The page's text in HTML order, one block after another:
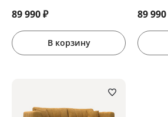
89 990₽
В корзину
89 990